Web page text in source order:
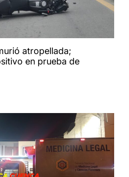
atropellada;
en prueba de